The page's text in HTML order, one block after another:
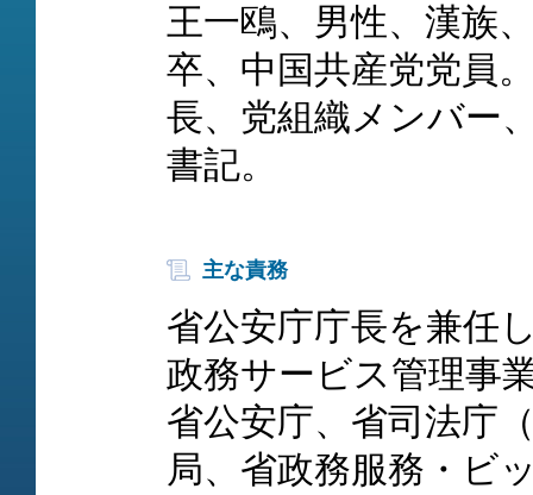
王一鴎、男性、漢族
卒、中国共産党党員
長、党組織メンバー
書記。
主な責務
省公安庁庁長を兼任
政務サービス管理事
省公安庁、省司法庁
局、省政務服務・ビ